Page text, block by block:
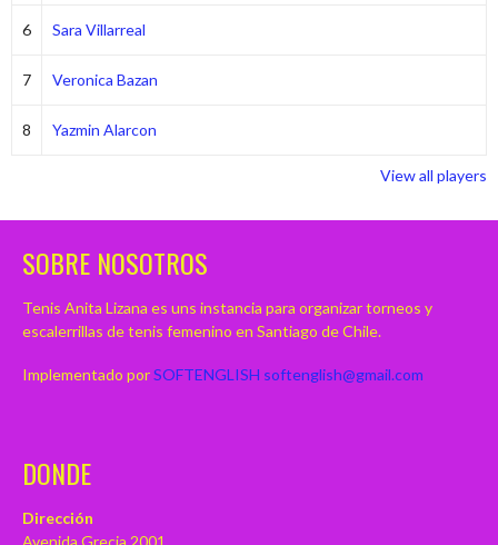
6 Sara Villarreal
7 Veronica Bazan
8 Yazmin Alarcon
View all players
SOBRE NOSOTROS
Tenis Anita Lizana es uns instancia para organizar torneos y
escalerrillas de tenis femenino en Santiago de Chile.
Implementado porSOFTENGLISH softenglish@gmail.com
DONDE
Dirección
Avenida Grecia 2001